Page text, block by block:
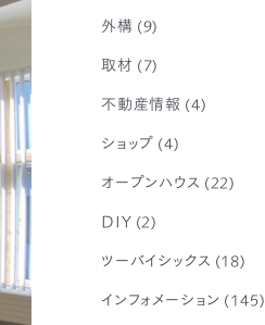
外構 (9)
取材 (7)
不動産情報 (4)
ショップ (4)
オープンハウス (22)
DIY (2)
ツーバイシックス (18)
インフォメーション (145)